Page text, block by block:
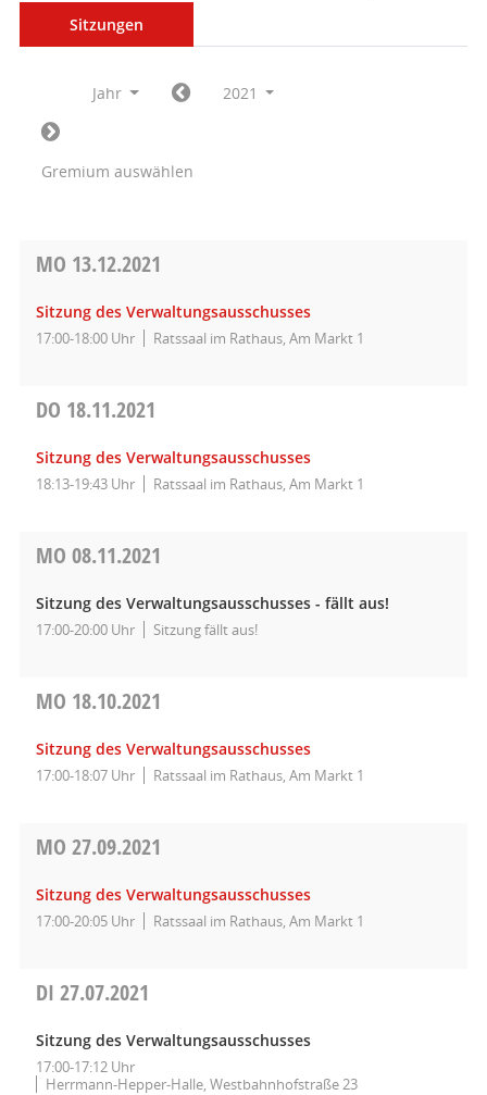
Sitzungen
Jahr 2021
Gremium auswählen
MO 13.12.2021
Sitzung des Verwaltungsausschusses
17:00-18:00 Uhr Ratssaal im Rathaus, Am Markt 1
DO 18.11.2021
Sitzung des Verwaltungsausschusses
18:13-19:43 Uhr Ratssaal im Rathaus, Am Markt 1
MO 08.11.2021
Sitzung des Verwaltungsausschusses - fällt aus!
17:00-20:00 Uhr Sitzung fällt aus!
MO 18.10.2021
Sitzung des Verwaltungsausschusses
17:00-18:07 Uhr Ratssaal im Rathaus, Am Markt 1
MO 27.09.2021
Sitzung des Verwaltungsausschusses
17:00-20:05 Uhr Ratssaal im Rathaus, Am Markt 1
DI 27.07.2021
Sitzung des Verwaltungsausschusses
17:00-17:12 Uhr
Herrmann-Hepper-Halle, Westbahnhofstraße 23